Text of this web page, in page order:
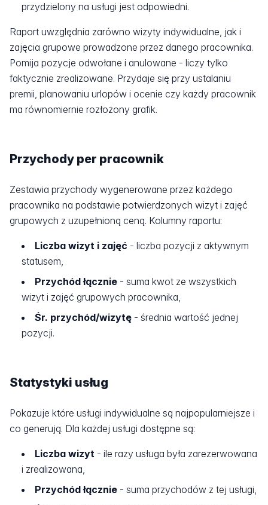
przydzielony na usługi jest odpowiedni.
Raport uwzględnia zarówno wizyty indywidualne, jak i
zajęcia grupowe prowadzone przez danego pracownika.
Pomija pozycje odwołane i anulowane - liczy tylko
faktycznie zrealizowane. Przydaje się przy ustalaniu
premii, planowaniu urlopów i ocenie czy każdy pracownik
ma równomiernie rozłożony grafik.
Przychody per pracownik
Zestawia przychody wygenerowane przez każdego
pracownika na podstawie potwierdzonych wizyt i zajęć
grupowych z uzupełnioną ceną. Kolumny raportu:
Liczba wizyt i zajęć - liczba pozycji z aktywnym
statusem,
Przychód łącznie - suma kwot ze wszystkich
wizyt i zajęć grupowych pracownika,
Śr. przychód/wizytę - średnia wartość jednej
pozycji.
Statystyki usług
Pokazuje które usługi indywidualne są najpopularniejsze i
co generują. Dla każdej usługi dostępne są:
Liczba wizyt - ile razy usługa była zarezerwowana
i zrealizowana,
Przychód łącznie - suma przychodów z tej usługi,